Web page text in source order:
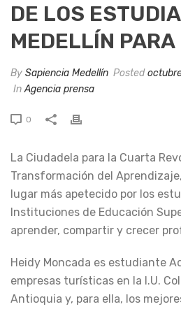
DE LOS
MEDELLÍN PARA
By Sapiencia Medellín Posted
InAgencia prensa
0
La Ciudadela para la Cuarta
Transformación del
lugar más apetecido por los
Instituciones de Educación
aprender, compartir y crecer
Heidy Moncada es estudiante
empresas turísticas en la I.U.
Antioquia y, para ella, los